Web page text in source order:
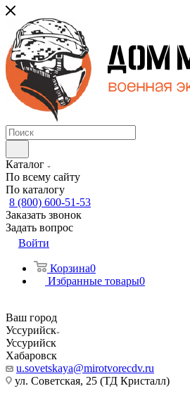
Каталог
По всему сайту
По каталогу
8 (800) 600-51-53
Заказать звонок
Задать вопрос
Войти
Корзина0
Избранные товары0
Ваш город
Уссурийск
Уссурийск
Хабаровск
u.sovetskaya@mirotvorecdv.ru
ул. Советская, 25 (ТД Кристалл)